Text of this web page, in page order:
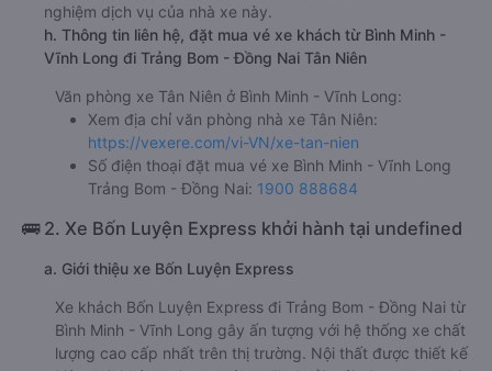
nghiệm dịch vụ của nhà xe này.
h. Thông tin liên hệ, đặt mua vé xe khách từ Bình Minh -
Vĩnh Long đi Trảng Bom - Đồng Nai Tân Niên
Văn phòng xe Tân Niên ở Bình Minh - Vĩnh Long:
Xem địa chỉ văn phòng nhà xe Tân Niên:
https://vexere.com/vi-VN/xe-tan-nien
Số điện thoại đặt mua vé xe Bình Minh - Vĩnh Long
Trảng Bom - Đồng Nai: 1900 888684
🚌 2. Xe Bốn Luyện Express khởi hành tại undefined
a. Giới thiệu xe Bốn Luyện Express
Xe khách Bốn Luyện Express đi Trảng Bom - Đồng Nai từ
Bình Minh - Vĩnh Long gây ấn tượng với hệ thống xe chất
lượng cao cấp nhất trên thị trường. Nội thất được thiết kế